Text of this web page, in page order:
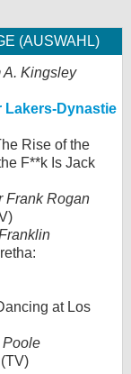
(AUSWAHL)
A. Kingsley
Lakers-Dynastie
Rise of the
F**k Is Jack
Frank Rogan
at Los
Poole